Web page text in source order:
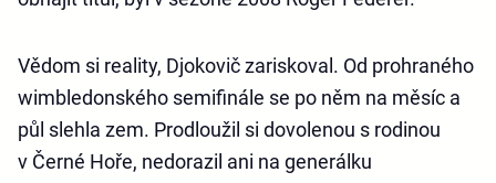
Vědom si reality, Djokovič zariskoval. Od prohraného
wimbledonského semifinále se po něm na měsíc a
půl slehla zem. Prodloužil si dovolenou s rodinou
v Černé Hoře, nedorazil ani na generálku